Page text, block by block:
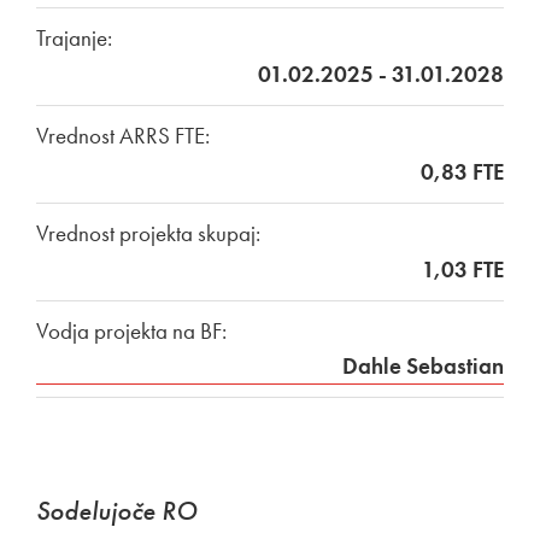
Trajanje:
01.02.2025 - 31.01.2028
Vrednost ARRS FTE:
0,83 FTE
Vrednost projekta skupaj:
1,03 FTE
Vodja projekta na BF:
Dahle Sebastian
Sodelujoče RO